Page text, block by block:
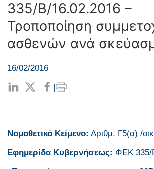
335/Β/16.02.2016 –
Τροποποίηση
ασθενών ανά
16/02/2016
|
Νομοθετικό Κείμενο: Αριθμ. Γ5(α) /
Εφημερίδα Κυβερνήσεως: ΦΕΚ 335/